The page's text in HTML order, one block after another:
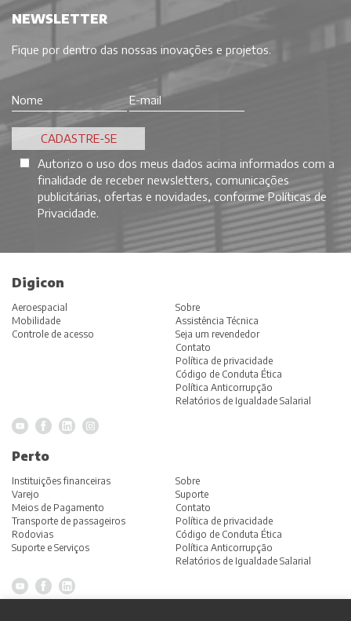
NEWSLETTER
Fique por dentro das nossas inovações e projetos.
Autorizo o uso dos meus dados acima informados com a
finalidade de receber newsletters, comunicações
publicitárias, ofertas e novidades, conformePolíticas de
Privacidade
Digicon
Aeroespacial
Mobilidade
Controle de acesso
Sobre
Assistência Técnica
Seja um revendedor
Contato
Política de privacidade
Código de Conduta Ética
Política Anticorrupção
Relatórios de Igualdade Salarial
Perto
Instituições financeiras
Varejo
Meios de Pagamento
Transporte de passageiros
Rodovias
Suporte e Serviços
Sobre
Suporte
Contato
Política de privacidade
Código de Conduta Ética
Política Anticorrupção
Relatórios de Igualdade Salarial